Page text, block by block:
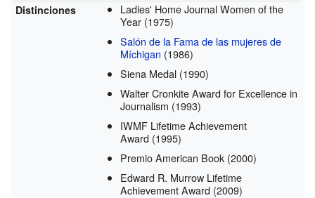
Distinciones
Ladies' Home Journal Women of the
Year (1975)
Salón de la Fama de las mujeres de
Míchigan (1986)
Siena Medal (1990)
Walter Cronkite Award for Excellence in
Journalism (1993)
IWMF Lifetime Achievement
Award (1995)
Premio American Book (2000)
Edward R. Murrow Lifetime
Achievement Award (2009)